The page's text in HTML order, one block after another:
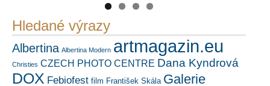
Hledané výrazy
Albertina Albertina Modern artmagazin.eu
Christies CZECH PHOTO CENTRE Dana Kyndrová
DOX Febiofest film František Skála Galerie